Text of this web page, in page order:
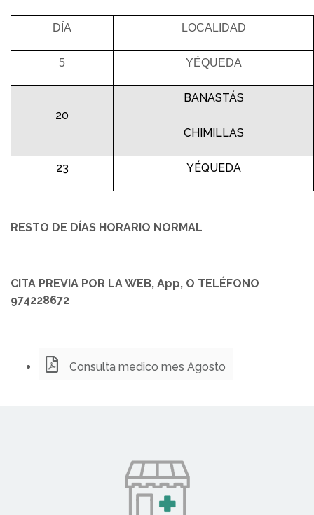
DÍA LOCALIDAD
5 YÉQUEDA
20
BANASTÁS
CHIMILLAS
23 YÉQUEDA
RESTO DE DÍAS HORARIO NORMAL
CITA PREVIA POR LA WEB, App, O TELÉFONO
974228672
Consulta medico mes Agosto